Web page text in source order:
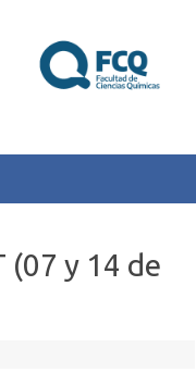
(07 y 14 de